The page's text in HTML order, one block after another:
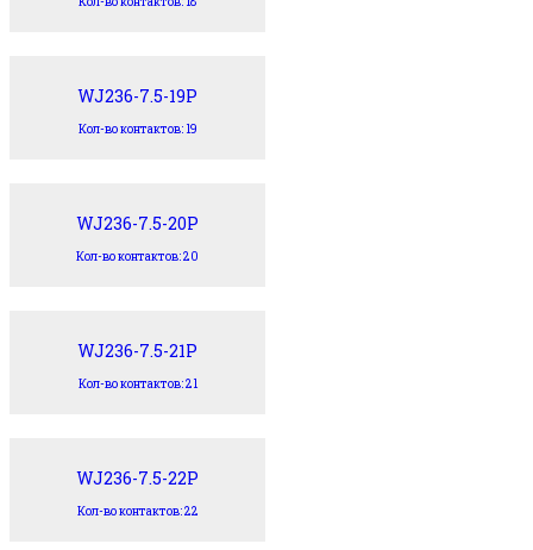
WJ236-7.5-19P
Кол-во контактов: 19
WJ236-7.5-20P
Кол-во контактов: 20
WJ236-7.5-21P
Кол-во контактов: 21
WJ236-7.5-22P
Кол-во контактов: 22